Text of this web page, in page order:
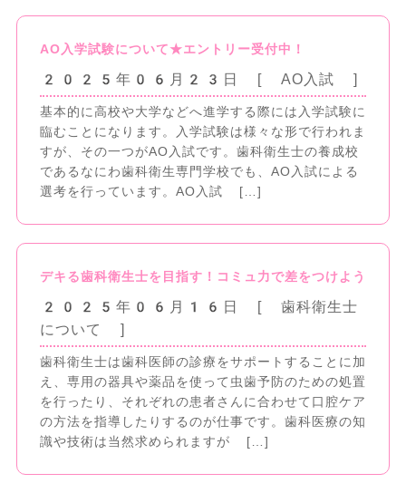
AO入学試験について★エントリー受付中！
2025年06月23日 [ AO入試 ]
基本的に高校や大学などへ進学する際には入学試験に
臨むことになります。入学試験は様々な形で行われま
すが、その一つがAO入試です。歯科衛生士の養成校
であるなにわ歯科衛生専門学校でも、AO入試による
選考を行っています。AO入試 […]
デキる歯科衛生士を目指す！コミュ力で差をつけよう
2025年06月16日
[ 歯科衛生士
について
]
歯科衛生士は歯科医師の診療をサポートすることに加
え、専用の器具や薬品を使って虫歯予防のための処置
を行ったり、それぞれの患者さんに合わせて口腔ケア
の方法を指導したりするのが仕事です。歯科医療の知
識や技術は当然求められますが […]